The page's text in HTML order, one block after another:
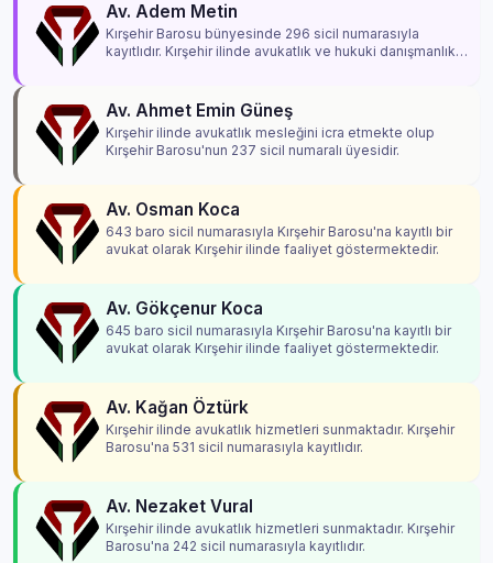
Av. Adem Metin
Kırşehir Barosu bünyesinde 296 sicil numarasıyla
kayıtlıdır. Kırşehir ilinde avukatlık ve hukuki danışmanlık
Av. Ahmet Emin Güneş
Kırşehir ilinde avukatlık mesleğini icra etmekte olup
Kırşehir Barosu'nun 237 sicil numaralı üyesidir.
Av. Osman Koca
643 baro sicil numarasıyla Kırşehir Barosu'na kayıtlı bir
avukat olarak Kırşehir ilinde faaliyet göstermektedir.
Av. Gökçenur Koca
645 baro sicil numarasıyla Kırşehir Barosu'na kayıtlı bir
avukat olarak Kırşehir ilinde faaliyet göstermektedir.
Av. Kağan Öztürk
Kırşehir ilinde avukatlık hizmetleri sunmaktadır. Kırşehir
Barosu'na 531 sicil numarasıyla kayıtlıdır.
Av. Nezaket Vural
Kırşehir ilinde avukatlık hizmetleri sunmaktadır. Kırşehir
Barosu'na 242 sicil numarasıyla kayıtlıdır.